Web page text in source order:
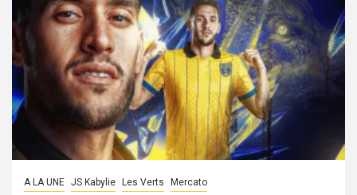
A LA UNE JS Kabylie Les Verts Mercato